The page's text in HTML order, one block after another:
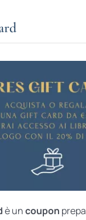
è uncoupon